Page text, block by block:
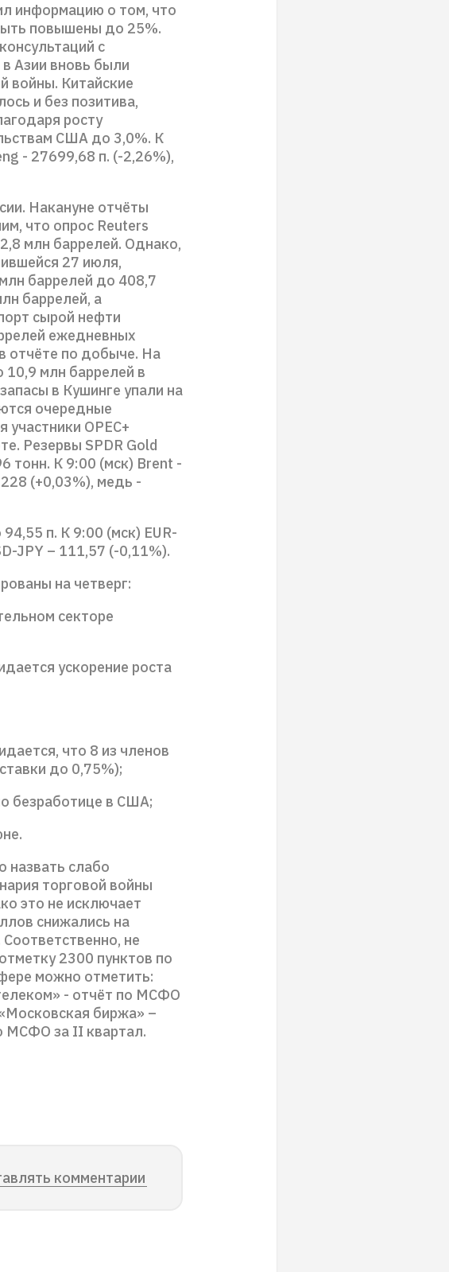
информацию о том, что
повышены до 25%.
с
Азии вновь были
войны. Китайские
и без позитива,
росту
США до 3,0%. К
- 27699,68 п. (-2,26%),
Накануне отчёты
что опрос Reuters
млн баррелей. Однако,
27 июля,
баррелей до 408,7
баррелей, а
сырой нефти
ежедневных
отчёте по добыче. На
млн баррелей в
в Кушинге упали на
очередные
OPEC+
Резервы SPDR Gold
тонн. К 9:00 (мск) Brent -
(+0,03%), медь -
п. К 9:00 (мск) EUR-
JPY – 111,57 (-0,11%).
на четверг:
секторе
ускорение роста
что 8 из членов
до 0,75%);
безработице в США;
назвать слабо
торговой войны
это не исключает
снижались на
не
2300 пунктов по
можно отметить:
- отчёт по МСФО
биржа» –
МСФО за II квартал.
комментарии